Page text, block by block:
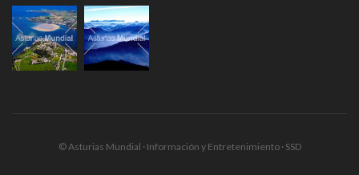
© Asturias Mundial · Información y Entretenimiento · SSD